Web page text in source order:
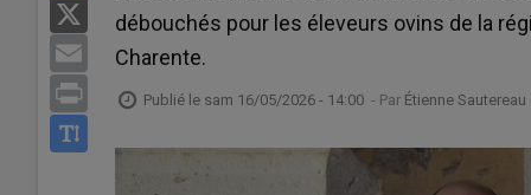
Email
Print
débouchés pour les éleveurs ovins de la
Charente.
Publié le sam 16/05/2026 - 14:00 - Par Étienne